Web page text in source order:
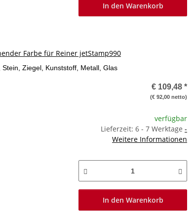
In den Warenkorb
Farbe für Reiner jetStamp990
Ziegel, Kunststoff, Metall, Glas
€ 109,48 *
(€ 92,00 netto)
verfügbar
Lieferzeit: 6 - 7 Werktage -
Weitere Informationen
In den Warenkorb